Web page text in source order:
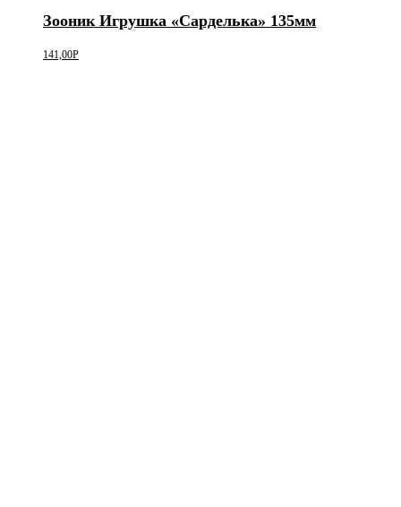
Зооник Игрушка «Сарделька» 135мм
141,00Р